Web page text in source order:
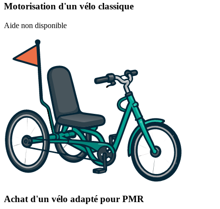
Motorisation d'un vélo classique
Aide non disponible
Achat d'un vélo adapté pour PMR